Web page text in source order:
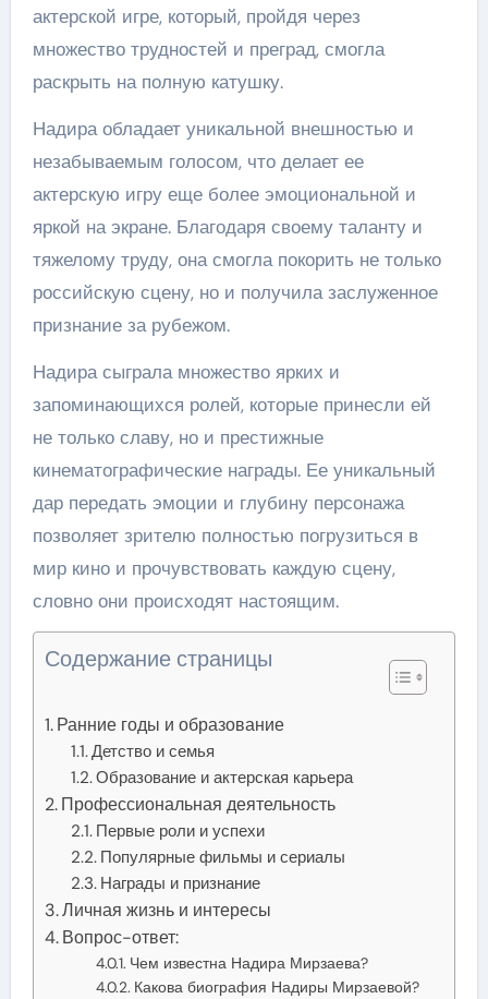
актерской игре, который, пройдя через
множество трудностей и преград, смогла
раскрыть на полную катушку.
Надира обладает уникальной внешностью и
незабываемым голосом, что делает ее
актерскую игру еще более эмоциональной и
яркой на экране. Благодаря своему таланту и
тяжелому труду, она смогла покорить не только
российскую сцену, но и получила заслуженное
признание за рубежом.
Надира сыграла множество ярких и
запоминающихся ролей, которые принесли ей
не только славу, но и престижные
кинематографические награды. Ее уникальный
дар передать эмоции и глубину персонажа
позволяет зрителю полностью погрузиться в
мир кино и прочувствовать каждую сцену,
словно они происходят настоящим.
Содержание страницы
Ранние годы и образование
Детство и семья
Образование и актерская карьера
Профессиональная деятельность
Первые роли и успехи
Популярные фильмы и сериалы
Награды и признание
Личная жизнь и интересы
Вопрос-ответ:
Чем известна Надира Мирзаева?
Какова биография Надиры Мирзаевой?